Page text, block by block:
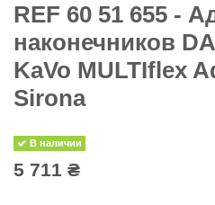
REF 60 51 655 -
наконечникoв
KaVo MULTIflex
Sirona
В наличии
5 711 ₴